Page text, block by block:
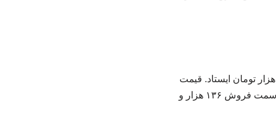
درهم امارات روز سه شنبه روی رقم ۴۵ هزار و ۵۰۰ تومان معامله شد. یورو نیز روی رقم ۱۸۸ هزار تومان ایستاد. قیمت
دلار توافقی روز سه شنبه ۲۱ بهمن ۱۴۰۴ با رشد ۱۲۰۱ تومانی روبرو شد. قیمت دلار توافقی در سمت فروش ۱۳۶ هزار و